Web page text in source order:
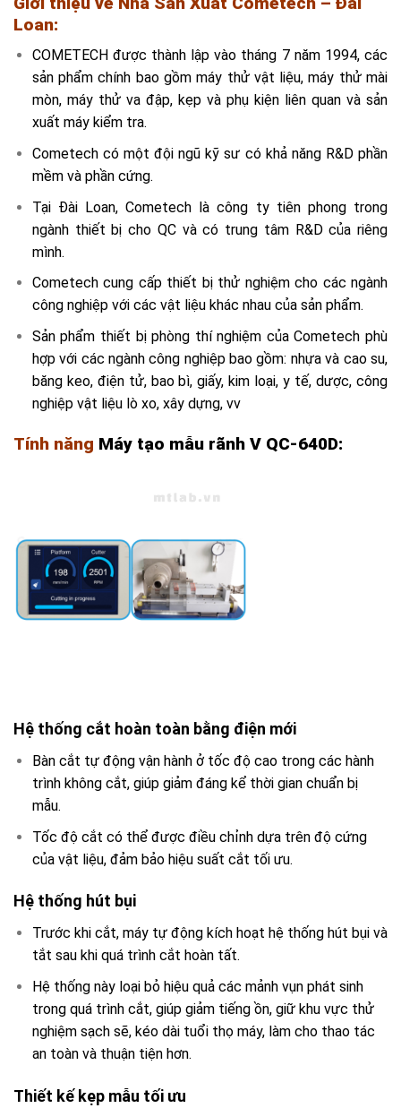
Loan:
COMETECH được thành lập vào tháng 7 năm 1994, các
sản phẩm chính bao gồm máy thử vật liệu, máy thử mài
mòn, máy thử va đập, kẹp và phụ kiện liên quan và sản
xuất máy kiểm tra.
Cometech có một đội ngũ kỹ sư có khả năng R&D phần
mềm và phần cứng.
Tại Đài Loan, Cometech là công ty tiên phong trong
ngành thiết bị cho QC và có trung tâm R&D của riêng
mình.
Cometech cung cấp thiết bị thử nghiệm cho các ngành
công nghiệp với các vật liệu khác nhau của sản phẩm.
Sản phẩm thiết bị phòng thí nghiệm của Cometech phù
hợp với các ngành công nghiệp bao gồm: nhựa và cao su,
băng keo, điện tử, bao bì, giấy, kim loại, y tế, dược, công
nghiệp vật liệu lò xo, xây dựng, vv
Tính năng Máy tạo mẫu rãnh V QC-640D:
Hệ thống cắt hoàn toàn bằng điện mới
Bàn cắt tự động vận hành ở tốc độ cao trong các hành
trình không cắt, giúp giảm đáng kể thời gian chuẩn bị
mẫu.
Tốc độ cắt có thể được điều chỉnh dựa trên độ cứng
của vật liệu, đảm bảo hiệu suất cắt tối ưu.
Hệ thống hút bụi
Trước khi cắt, máy tự động kích hoạt hệ thống hút bụi và
tắt sau khi quá trình cắt hoàn tất.
Hệ thống này loại bỏ hiệu quả các mảnh vụn phát sinh
trong quá trình cắt, giúp giảm tiếng ồn, giữ khu vực thử
nghiệm sạch sẽ, kéo dài tuổi thọ máy, làm cho thao tác
an toàn và thuận tiện hơn.
Thiết kế kẹp mẫu tối ưu